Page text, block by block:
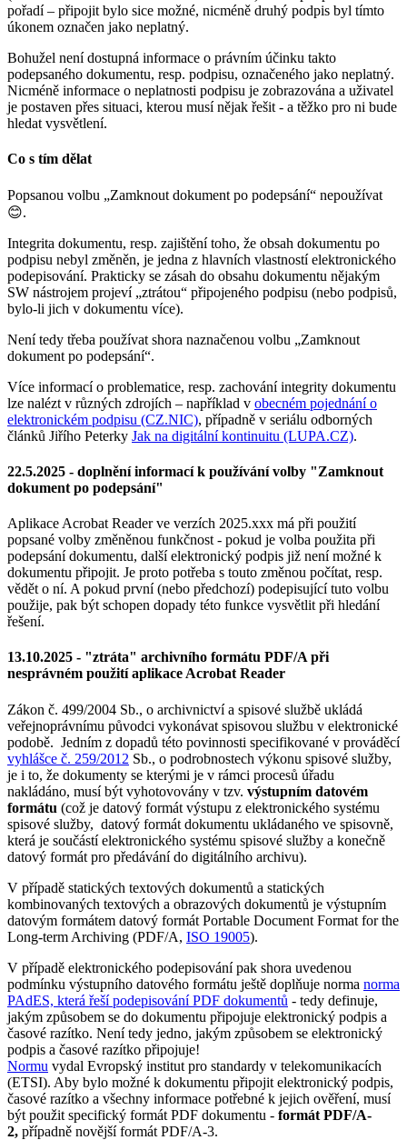
pořadí – připojit bylo sice možné, nicméně druhý podpis byl tímto
úkonem označen jako neplatný.
Bohužel není dostupná informace o právním účinku takto
podepsaného dokumentu, resp. podpisu, označeného jako neplatný.
Nicméně informace o neplatnosti podpisu je zobrazována a uživatel
je postaven přes situaci, kterou musí nějak řešit - a těžko pro ni bude
hledat vysvětlení.
Co s tím dělat
Popsanou volbu „Zamknout dokument po podepsání“ nepoužívat
😊.
Integrita dokumentu, resp. zajištění toho, že obsah dokumentu po
podpisu nebyl změněn, je jedna z hlavních vlastností elektronického
podepisování. Prakticky se zásah do obsahu dokumentu nějakým
SW nástrojem projeví „ztrátou“ připojeného podpisu (nebo podpisů,
bylo-li jich v dokumentu více).
Není tedy třeba používat shora naznačenou volbu „Zamknout
dokument po podepsání“.
Více informací o problematice, resp. zachování integrity dokumentu
lze nalézt v různých zdrojích – například v obecném pojednání o
elektronickém podpisu (CZ.NIC), případně v seriálu odborných
článků Jiřího Peterky Jak na digitální kontinuitu (LUPA.CZ).
22.5.2025 - doplnění informací k používání volby "Zamknout
dokument po podepsání"
Aplikace Acrobat Reader ve verzích 2025.xxx má při použití
popsané volby změněnou funkčnost - pokud je volba použita při
podepsání dokumentu, další elektronický podpis již není možné k
dokumentu připojit. Je proto potřeba s touto změnou počítat, resp.
vědět o ní. A pokud první (nebo předchozí) podepisující tuto volbu
použije, pak být schopen dopady této funkce vysvětlit při hledání
řešení.
13.10.2025 - "ztráta" archivního formátu PDF/A při
nesprávném použití aplikace Acrobat Reader
Zákon č. 499/2004 Sb., o archivnictví a spisové službě ukládá
veřejnoprávnímu původci vykonávat spisovou službu v elektronické
podobě. Jedním z dopadů této povinnosti specifikované v prováděcí
vyhlášce č. 259/2012 Sb., o podrobnostech výkonu spisové služby,
je i to, že dokumenty se kterými je v rámci procesů úřadu
nakládáno, musí být vyhotovovány v tzv. výstupním datovém
formátu (což je datový formát výstupu z elektronického systému
spisové služby, datový formát dokumentu ukládaného ve spisovně,
která je součástí elektronického systému spisové služby a konečně
datový formát pro předávání do digitálního archivu).
V případě statických textových dokumentů a statických
kombinovaných textových a obrazových dokumentů je výstupním
datovým formátem datový formát Portable Document Format for the
Long-term Archiving (PDF/A, ISO 19005).
V případě elektronického podepisování pak shora uvedenou
podmínku výstupního datového formátu ještě doplňuje norma norma
PAdES, která řeší podepisování PDF dokumentů - tedy definuje,
jakým způsobem se do dokumentu připojuje elektronický podpis a
časové razítko. Není tedy jedno, jakým způsobem se elektronický
podpis a časové razítko připojuje!
Normu vydal Evropský institut pro standardy v telekomunikacích
(ETSI). Aby bylo možné k dokumentu připojit elektronický podpis,
časové razítko a všechny informace potřebné k jejich ověření, musí
být použit specifický formát PDF dokumentu - formát PDF/A-
2, případně novější formát PDF/A-3.